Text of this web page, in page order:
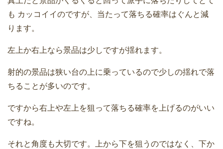
も カッコイイのですが、当たって落ちる確率はぐんと減
ります。
左上か右上なら景品は少しですが揺れます。
射的の景品は狭い台の上に乗っているので少しの揺れで落
ちることが多いのです。
ですから右上や左上を狙って落ちる確率を上げるのがいい
ですね。
それと角度も大切です。上から下を狙うのではなく、下か